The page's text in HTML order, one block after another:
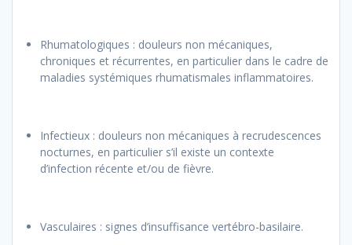
Rhumatologiques : douleurs non mécaniques,
chroniques et récurrentes, en particulier dans le cadre de
maladies systémiques rhumatismales inflammatoires.
Infectieux : douleurs non mécaniques à recrudescences
nocturnes, en particulier s’il existe un contexte
d’infection récente et/ou de fièvre.
Vasculaires : signes d’insuffisance vertébro-basilaire.